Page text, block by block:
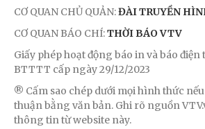
CƠ QUAN CHỦ QUẢN:ĐÀI TRUYỀN
CƠ QUAN BÁO CHÍ:THỜI BÁO VTV
Giấy phép hoạt động báo in và báo điện
BTTTT cấp ngày 29/12/2023
® Cấm sao chép dưới mọi hình thức
thuận bằng văn bản. Ghi rõ nguồn
thông tin từ website này.